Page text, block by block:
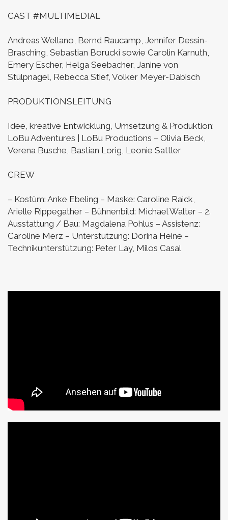
CAST #MULTIMEDIAL
Andreas Wellano, Bernd Raucamp, Jennifer Dessin-
Brasching, Sebastian Borucki sowie Carolin Karnuth,
Emery Escher, Helga Seebacher, Janine von
Stülpnagel, Rebecca Stief, Volker Meyer-Dabisch
PRODUKTIONSLEITUNG
Idee, kreative Entwicklung, Umsetzung & Produktion:
LoBu Adventures | LoBu Productions – Olivia Beck,
Verena Busche, Bastian Lorig, Leonie Sattler
CREW
– Kostüm: Anke Ebeling – Maske: Caroline Raick,
Arielle Rippegather – Bühnenbild: Michael Walter – 2.
Ausstattung / Bau: Magdalena Pohlus – Assistenz:
Caroline Merz – Unterstützung: Dorina Heine –
Technikunterstützung: Peter Lay, Milos Casal